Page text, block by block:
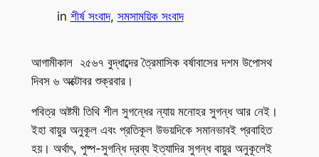
in শীর্ষ সংবাদ, সমসাময়িক সংবাদ
আগামীকাল ২৫৬৭ বুদ্ধাব্দের ত্রৈমাসিক বর্ষাবাসের দশম উপোসথ
দিবস ৬ অক্টোবর শুক্রবার।
পবিত্র অষ্টমী তিথি শীল সুগন্ধের ন্যায় মনোহর সুগন্ধ আর নেই।
ইহা বায়ুর অনুকূল এবং প্রতিকূল উভয়দিকে সমানভাবই প্রবাহিত
হয়। অর্থাৎ, পুষ্প-সুগন্ধি দ্রব্য ইত্যাদির সুগন্ধ বায়ুর অনুকূলেই